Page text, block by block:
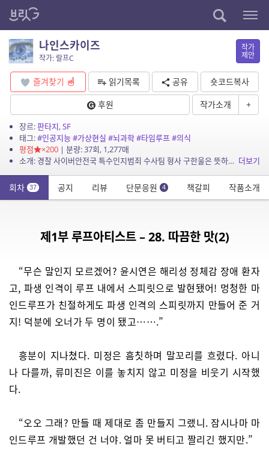
나인스카이즈
작가: 랄프C
작가
제안
즐겨찾기 읽기목록 공유
숏코드복사
후원
작가소개 +
장르:판타지,SF
태그:#인공지능#가상현실 #뇌과학#타임루프#의식
평점
×200| 분량: 37회, 1,277매
소개: 경찰 사이버안전국 특수인지범죄 수사팀 형사 구한울은 뜻하지 않게 보건복지부 국민정신건강진흥원 요원으로 파견근무를 수행하게 된다. 국민정신건강진흥원은 초정밀 개인화 가상현실 시스템 ... 더보기
회차 37 공지 리뷰 단문응원 4 책갈피 작품소개
제1부 루프아티스트 – 28. 따끔한 맛(2)
“무슨 말인지 모르겠어? 윤시연은 해리성 정체감 장애 환자
고, 파생 인격이 루프 내에서 스피릿으로 발현됐어! 멍청한 마
인드루프가 친절하게도 파생 인격의 스피릿까지 만들어 준 거
지! 덕분에 오너가 두 명이 됐고…….”
흥분이 지나쳤다. 미정은 흠칫하며 말꼬리를 흐렸다. 아니
나 다를까, 류미진은 이를 놓치지 않고 미정을 비웃기 시작했
다.
“오오 그래? 만들 때 제대로 좀 만들지 그랬니. 잠시나마 마
인드루프 개발했던 건 너야. 얼마 못 버티고 짤리긴 했지만.”